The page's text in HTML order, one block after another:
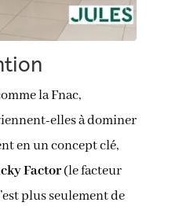
la Fnac,
elles à dominer
en un concept clé,
Factor(le facteur
plus seulement de